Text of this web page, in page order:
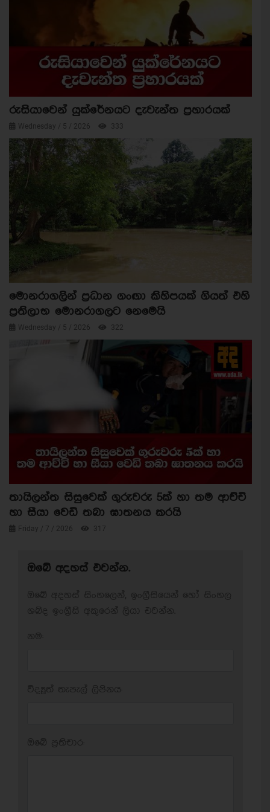
රුසියාවෙන් යුක්රේනයට දැවැන්ත ප්‍රහාරයක්
Wednesday / 5 / 2026 333
මොනරාගලින් ප්‍රධාන ගංඟා කිහිපයක් ගියත් එහි
ප්‍රතිලාභ මොනරාගලට නෙමෙයි
Wednesday / 5 / 2026 322
තායිලන්ත සිසුවෙක් ගුරුවරු 5ක් හා තම ආච්චි
හා සීයා වෙඩි තබා ඝාතනය කරයි
Friday / 7 / 2026 317
ඔබේ අදහස් එවන්න.